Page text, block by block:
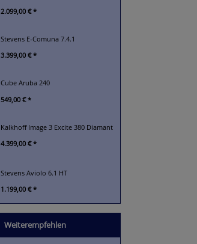
2.099,00 € *
Stevens E-Comuna 7.4.1
3.399,00 € *
Cube Aruba 240
549,00 € *
Kalkhoff Image 3 Excite 380 Diamant
4.399,00 € *
Stevens Aviolo 6.1 HT
1.199,00 € *
Weiterempfehlen